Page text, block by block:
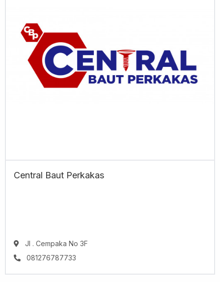
Central Baut Perkakas
Jl . Cempaka No 3F
081276787733